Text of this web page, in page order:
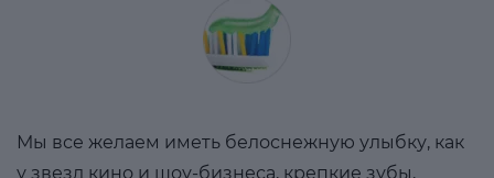
Мы все желаем иметь белоснежную улыбку, как
у звезд кино и шоу-бизнеса, крепкие зубы,